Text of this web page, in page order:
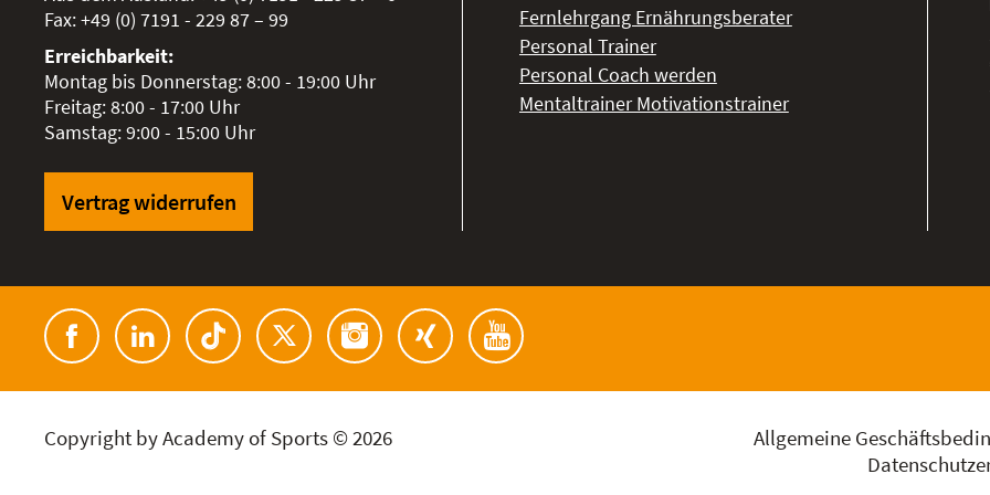
Fax:+49 (0) 7191 - 229 87 – 99
Erreichbarkeit:
Montag bis Donnerstag: 8:00 - 19:00 Uhr
Freitag: 8:00 - 17:00 Uhr
Samstag: 9:00 - 15:00 Uhr
Vertrag widerrufen
Fernlehrgang Ernährungsberater
Personal Trainer
Personal Coach werden
Mentaltrainer Motivationstrainer
Copyright by Academy of Sports © 2026 Allgemeine